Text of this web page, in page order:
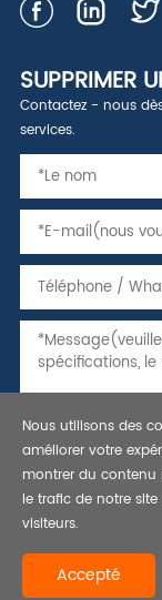
SUPPRIMER
Contactez - nous
services.
Copyright © 2021
tuyau de ligne
Nous utilisons des
améliorer votre
montrer du contenu
le trafic de notre
visiteurs.
Accepté